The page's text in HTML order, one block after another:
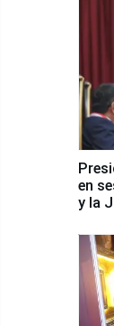
en
y la